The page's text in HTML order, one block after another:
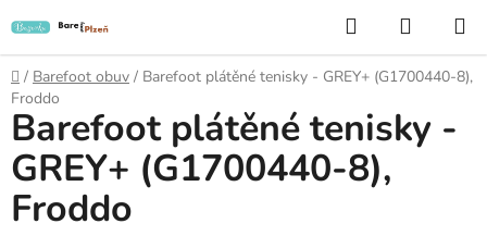
na
obsah
Hledat
KOŠÍK
Domů
/ Barefoot obuv / Barefoot plátěné tenisky - GREY+ (G1700440-8),
Froddo
Barefoot plátěné tenisky -
GREY+ (G1700440-8),
Froddo